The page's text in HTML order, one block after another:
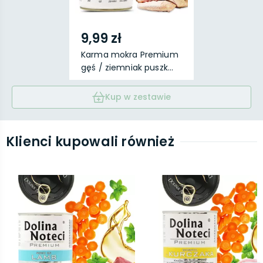
9,99 zł
Karma mokra Premium
gęś / ziemniak puszk...
Kup w zestawie
Klienci kupowali również